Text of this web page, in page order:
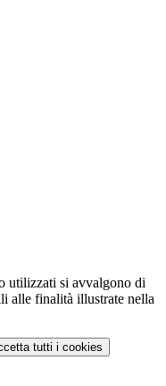
utilizzati si avvalgono di
alle finalità illustrate nella
tutti i cookies